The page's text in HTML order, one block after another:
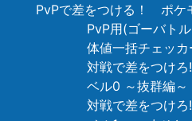
PvPで差をつける！ ポケ
PvP用(ゴーバト
体値一括チェッカ
対戦で差をつけ
ベル0 ～抜群編～
対戦で差をつけ